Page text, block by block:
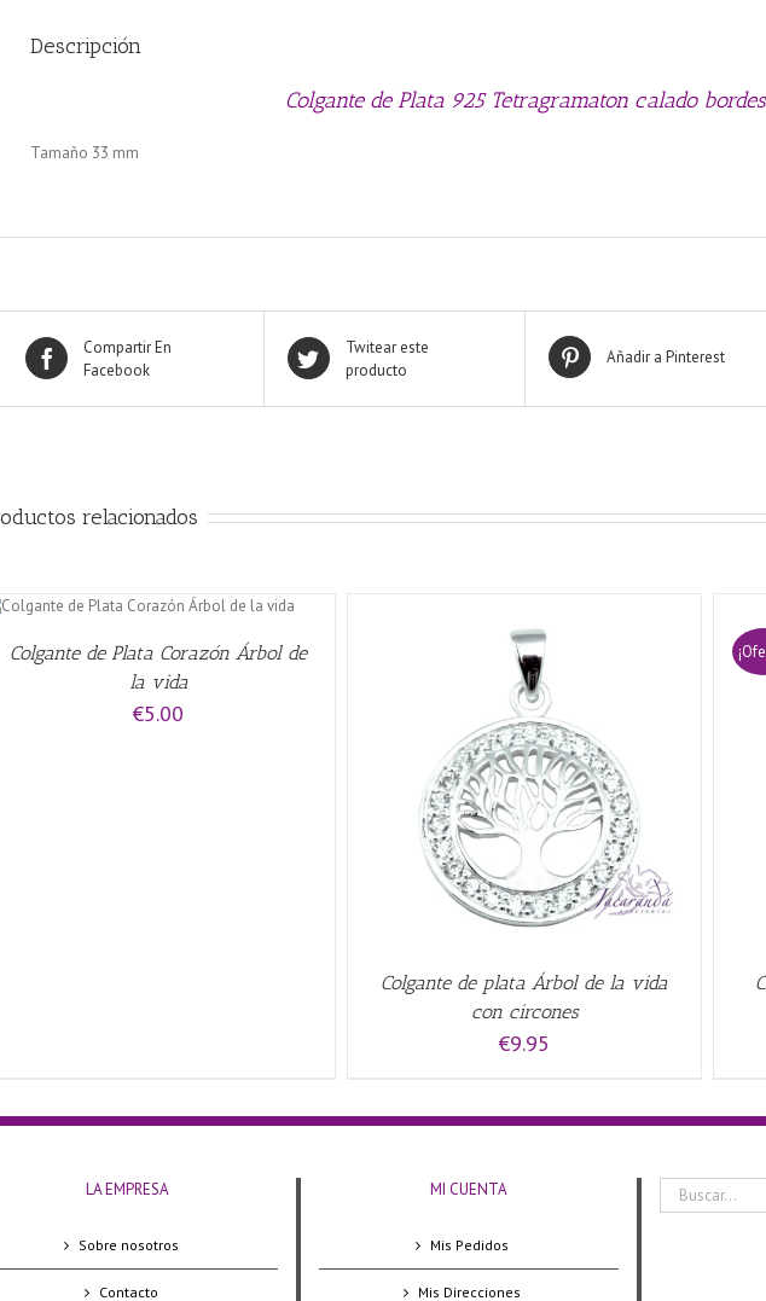
Descripción
Colgante de Plata 925 Tetragramaton calado bordes
Tamaño 33 mm
Compartir En
Facebook
Twitear este
producto
Añadir a Pinterest
relacionados
Colgante de Plata Corazón Árbol de
la vida
€5.00
Colgante de plata Árbol de la vida
con circones
€9.95
AÑADIR AL CARRITO / QUICK VIEW
LA EMPRESA
Sobre nosotros
Contacto
MI CUENTA
Mis Pedidos
Mis Direcciones
Buscar: